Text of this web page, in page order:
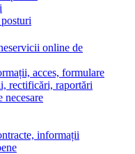
servicii online de
acces, formulare
rectificări, raportări
necesare
informații